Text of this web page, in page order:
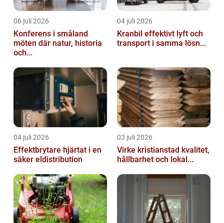
06 juli 2026
Konferens i småland
möten där natur, historia
och...
04 juli 2026
Kranbil effektivt lyft och
transport i samma lösn...
04 juli 2026
Effektbrytare hjärtat i en
säker eldistribution
03 juli 2026
Virke kristianstad kvalitet,
hållbarhet och lokal...